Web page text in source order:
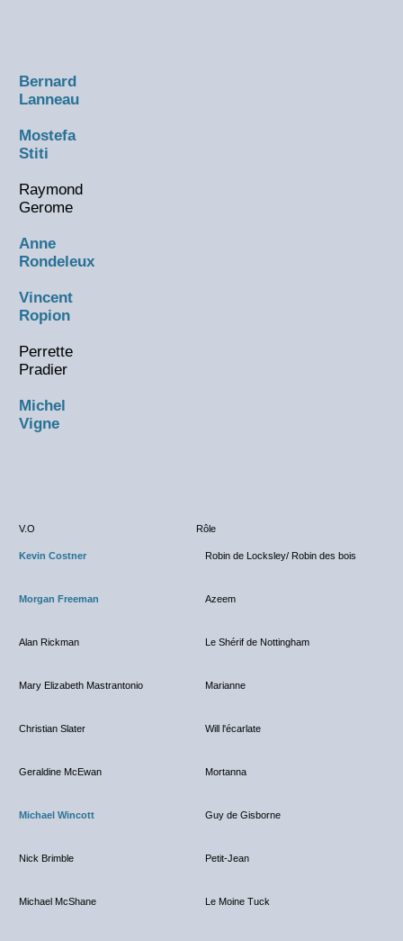
Bernard
Lanneau
Mostefa
Stiti
Raymond
Gerome
Anne
Rondeleux
Vincent
Ropion
Perrette
Pradier
Michel
Vigne
V.O Rôle
Kevin Costner Robin de Locksley/ Robin des bois
Morgan Freeman Azeem
Alan Rickman Le Shérif de Nottingham
Mary Elizabeth Mastrantonio Marianne
Christian Slater Will l'écarlate
Geraldine McEwan Mortanna
Michael Wincott Guy de Gisborne
Nick Brimble Petit-Jean
Michael McShane Le Moine Tuck